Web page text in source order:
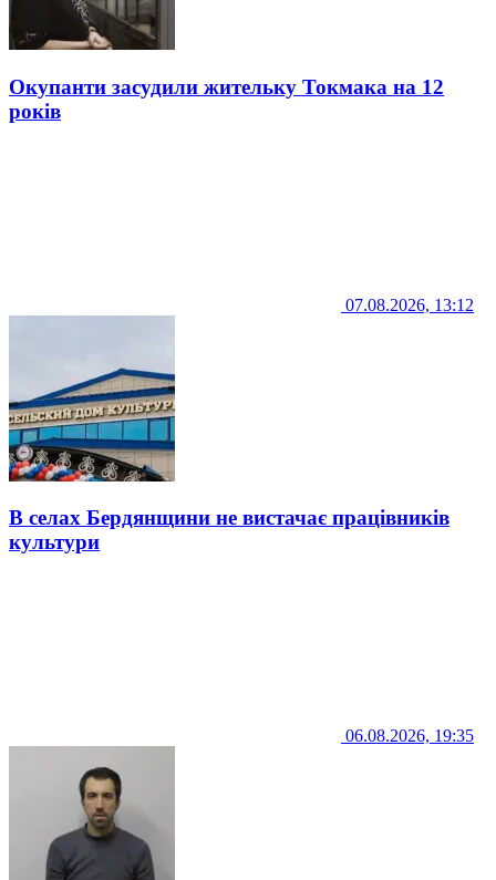
Окупанти засудили жительку Токмака на 12
років
07.08.2026, 13:12
В селах Бердянщини не вистачає працівників
культури
06.08.2026, 19:35